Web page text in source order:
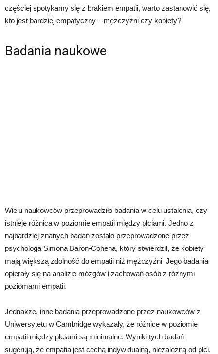
częściej spotykamy się z brakiem empatii, warto zastanowić się,
kto jest bardziej empatyczny – mężczyźni czy kobiety?
Badania naukowe
Wielu naukowców przeprowadziło badania w celu ustalenia, czy
istnieje różnica w poziomie empatii między płciami. Jedno z
najbardziej znanych badań zostało przeprowadzone przez
psychologa Simona Baron-Cohena, który stwierdził, że kobiety
mają większą zdolność do empatii niż mężczyźni. Jego badania
opierały się na analizie mózgów i zachowań osób z różnymi
poziomami empatii.
Jednakże, inne badania przeprowadzone przez naukowców z
Uniwersytetu w Cambridge wykazały, że różnice w poziomie
empatii między płciami są minimalne. Wyniki tych badań
sugerują, że empatia jest cechą indywidualną, niezależną od płci.